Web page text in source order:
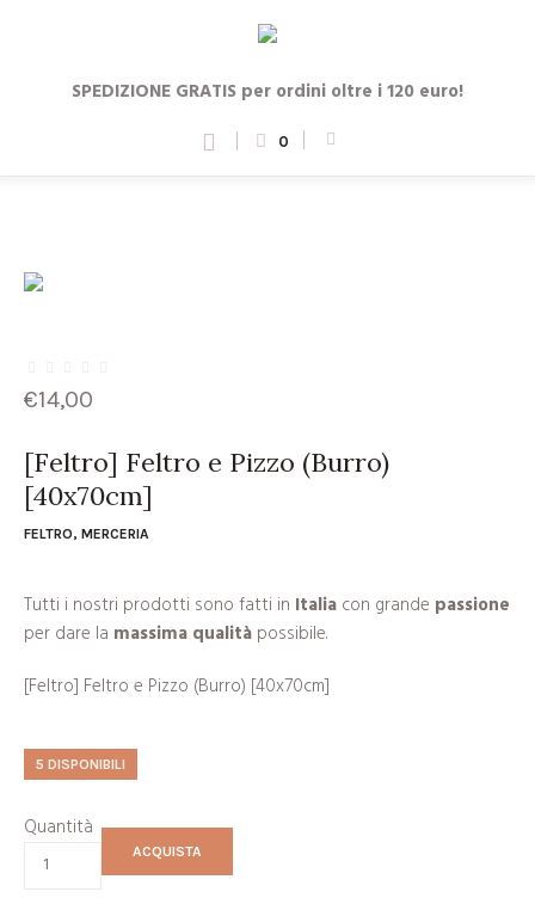
SPEDIZIONE GRATIS per ordini oltre i 120 euro!
0
€14,00
[Feltro] Feltro e Pizzo (Burro)
[40x70cm]
FELTRO, MERCERIA
Tutti i nostri prodotti sono fatti in Italia con grande passione
per dare la massima qualità possibile.
[Feltro] Feltro e Pizzo (Burro) [40x70cm]
5 DISPONIBILI
Quantità
ACQUISTA